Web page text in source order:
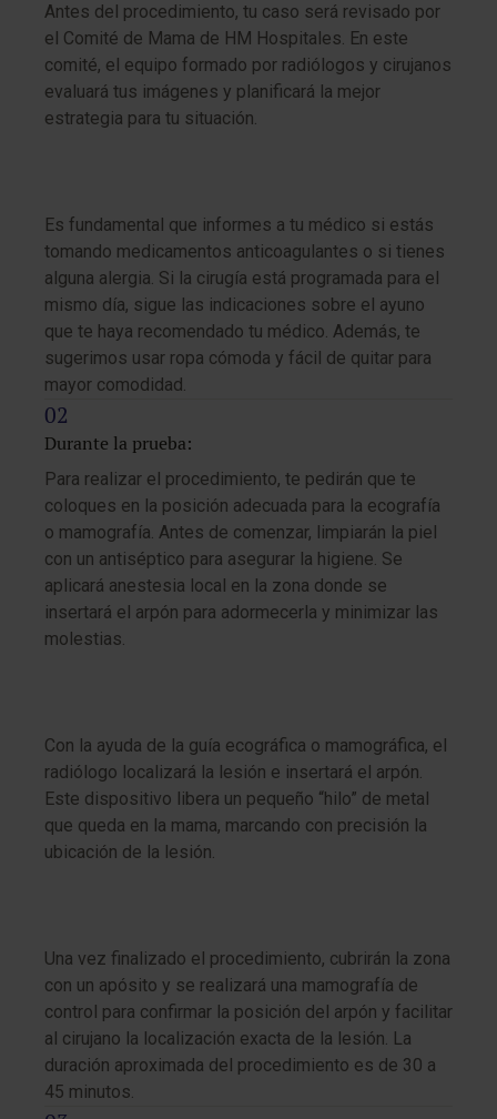
Antes del procedimiento, tu caso será revisado por
el Comité de Mama de HM Hospitales. En este
comité, el equipo formado por radiólogos y cirujanos
evaluará tus imágenes y planificará la mejor
estrategia para tu situación.
Es fundamental que informes a tu médico si estás
tomando medicamentos anticoagulantes o si tienes
alguna alergia. Si la cirugía está programada para el
mismo día, sigue las indicaciones sobre el ayuno
que te haya recomendado tu médico. Además, te
sugerimos usar ropa cómoda y fácil de quitar para
mayor comodidad.
Durante la prueba:
Para realizar el procedimiento, te pedirán que te
coloques en la posición adecuada para la ecografía
o mamografía. Antes de comenzar, limpiarán la piel
con un antiséptico para asegurar la higiene. Se
aplicará anestesia local en la zona donde se
insertará el arpón para adormecerla y minimizar las
molestias.
Con la ayuda de la guía ecográfica o mamográfica, el
radiólogo localizará la lesión e insertará el arpón.
Este dispositivo libera un pequeño “hilo” de metal
que queda en la mama, marcando con precisión la
ubicación de la lesión.
Una vez finalizado el procedimiento, cubrirán la zona
con un apósito y se realizará una mamografía de
control para confirmar la posición del arpón y facilitar
al cirujano la localización exacta de la lesión. La
duración aproximada del procedimiento es de 30 a
45 minutos.